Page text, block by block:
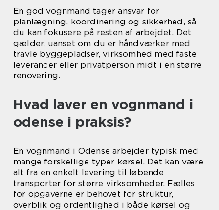
En god vognmand tager ansvar for
planlægning, koordinering og sikkerhed, så
du kan fokusere på resten af arbejdet. Det
gælder, uanset om du er håndværker med
travle byggepladser, virksomhed med faste
leverancer eller privatperson midt i en større
renovering.
Hvad laver en vognmand i
odense i praksis?
En vognmand i Odense arbejder typisk med
mange forskellige typer kørsel. Det kan være
alt fra en enkelt levering til løbende
transporter for større virksomheder. Fælles
for opgaverne er behovet for struktur,
overblik og ordentlighed i både kørsel og